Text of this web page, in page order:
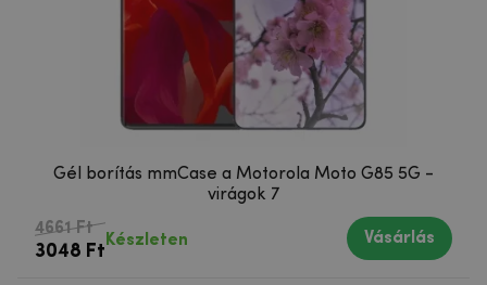
Gél borítás mmCase a Motorola Moto G85 5G -
virágok 7
4661 Ft
3048 Ft
Készleten Vásárlás